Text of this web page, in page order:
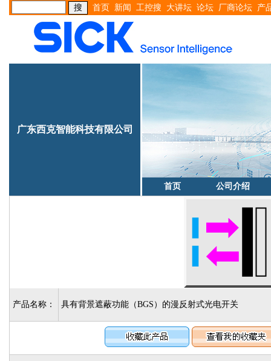
首页 新闻 工控搜 大讲坛 论坛 厂商论坛 产
广东西克智能科技有限公司
首页 公司介绍
产品名称： 具有背景遮蔽功能（BGS）的漫反射式光电开关